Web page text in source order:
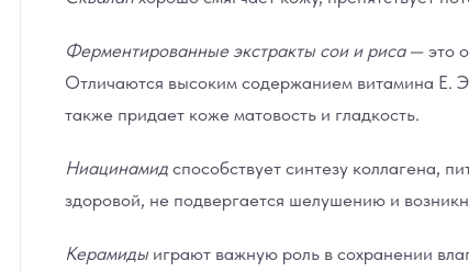
Ферментированные экстракты сои и риса— это
Отличаются высоким содержанием витамина Е.
также придает коже матовость и гладкость.
Ниацинамид способствует синтезу коллагена,
здоровой, не подвергается шелушению и
Керамиды играют важную роль в сохранении